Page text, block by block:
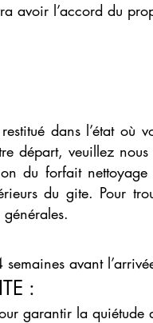
avoir l’accord du
dans l’état où
départ, veuillez
du forfait
du gite. Pour
avant
:
garantir la quiétude